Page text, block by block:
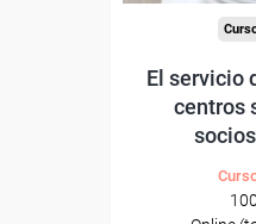
El servicio
centros